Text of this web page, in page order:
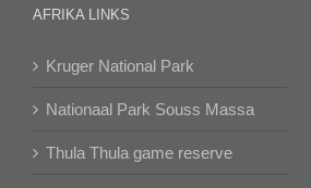
AFRIKA LINKS
Kruger National Park
Nationaal Park Souss Massa
Thula Thula game reserve